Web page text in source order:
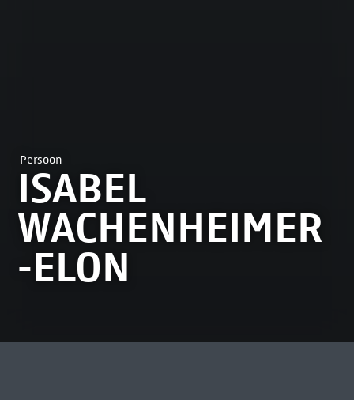
Persoon
ISABEL
WACHENHEIMER
-ELON